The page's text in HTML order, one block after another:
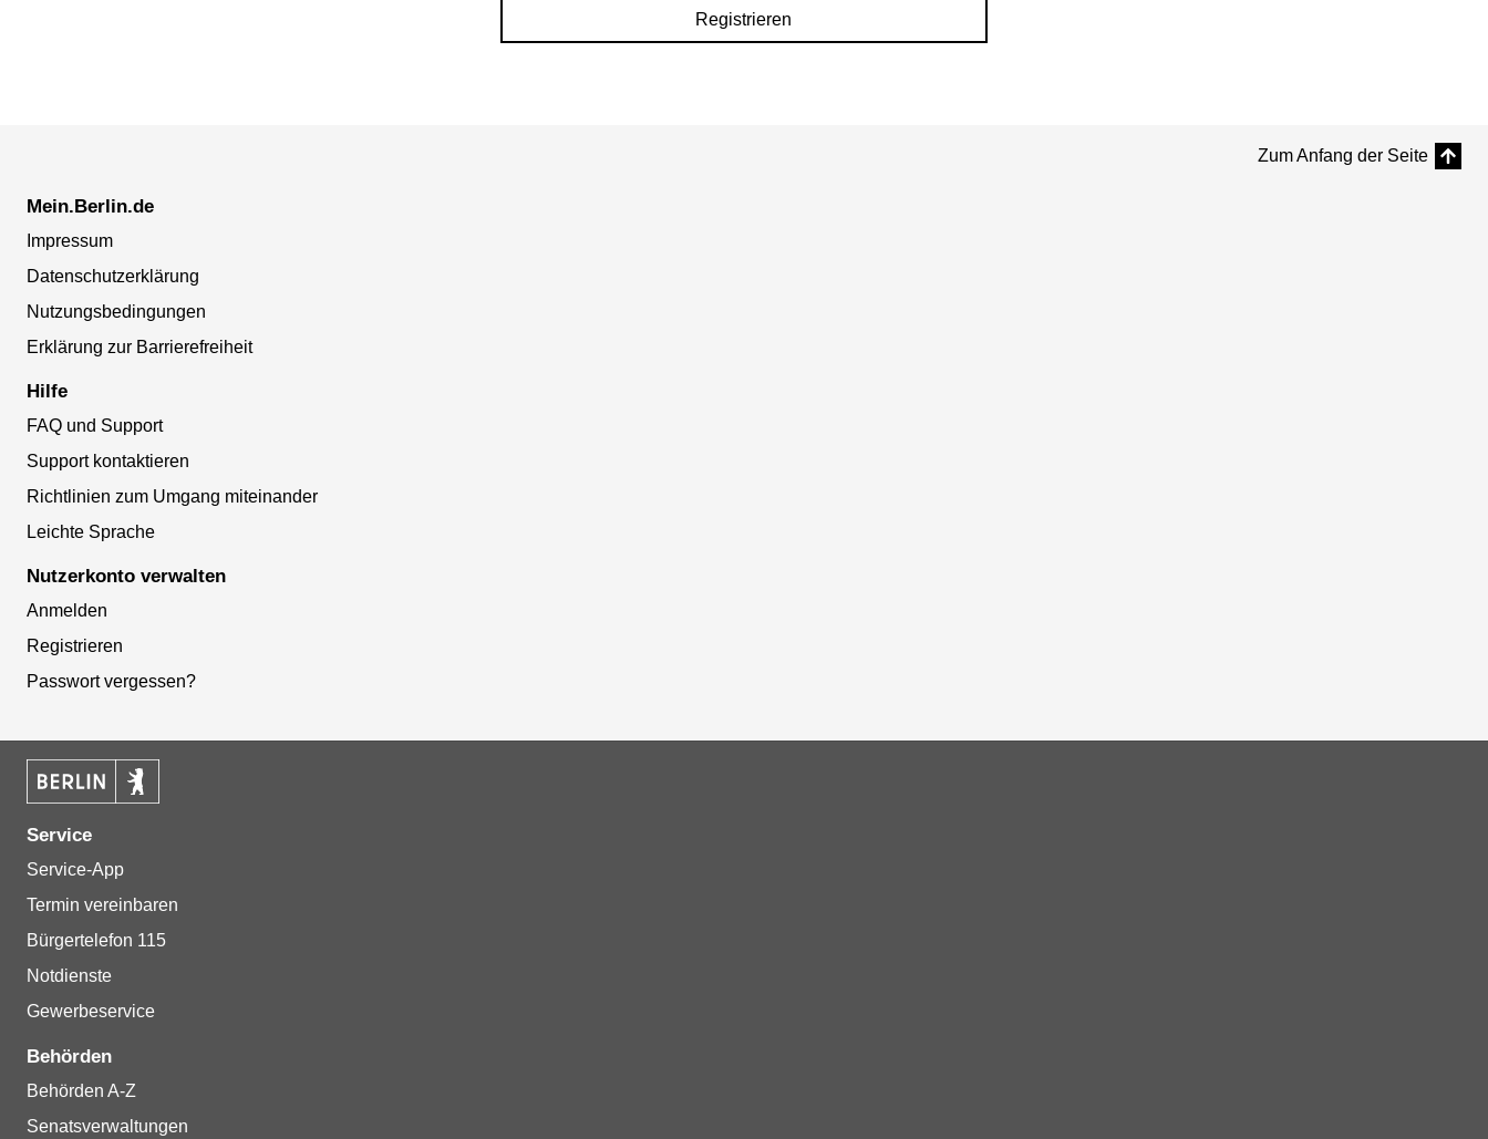
Registrieren
Zum Anfang der Seite
Mein.Berlin.de
Impressum
Datenschutzerklärung
Nutzungsbedingungen
Erklärung zur Barrierefreiheit
Hilfe
FAQ und Support
Support kontaktieren
Richtlinien zum Umgang miteinander
Leichte Sprache
Nutzerkonto verwalten
Anmelden
Registrieren
Passwort vergessen?
Service
Service-App
Termin vereinbaren
Bürgertelefon 115
Notdienste
Gewerbeservice
Behörden
Behörden A-Z
Senatsverwaltungen